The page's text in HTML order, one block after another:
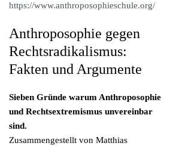
https://www.anthroposophieschule.org/
Anthroposophie gegen
Rechtsradikalismus:
Fakten und Argumente
Sieben Gründe warum Anthroposophie
und Rechtsextremismus unvereinbar
sind.
Zusammengestellt von Matthias